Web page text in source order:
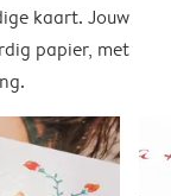
kaart. Jouw
papier, met